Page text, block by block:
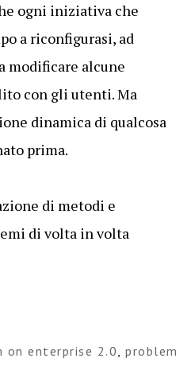
ogni iniziativa che
a riconfigurasi, ad
modificare alcune
con gli utenti. Ma
dinamica di qualcosa
prima.
di metodi e
di volta in volta
enterprise 2.0,problem